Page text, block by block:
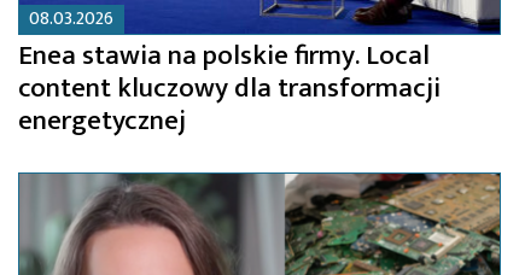
08.03.2026
Enea stawia na polskie firmy. Local
content kluczowy dla transformacji
energetycznej